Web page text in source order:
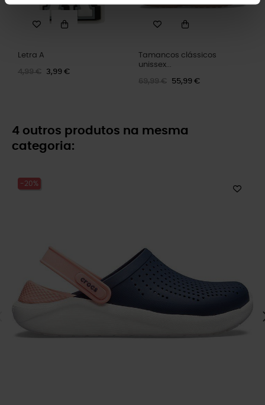
Letra A
4,99 € 3,99 €
Tamancos clássicos
unissex...
69,99 € 55,99 €
4 outros produtos na mesma
categoria:
-20%